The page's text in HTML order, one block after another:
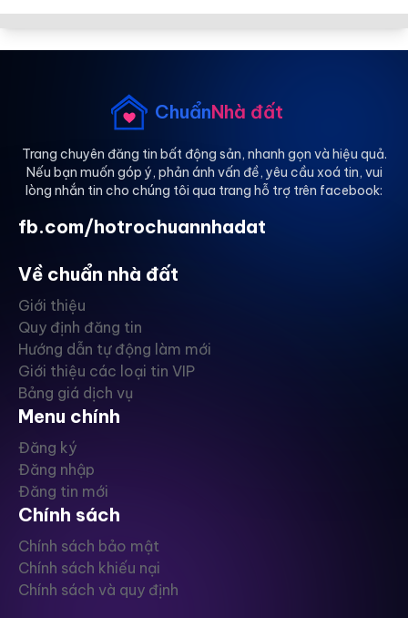
ChuẩnNhà đất
Trang chuyên đăng tin bất động sản, nhanh gọn và hiệu quả.
Nếu bạn muốn góp ý, phản ánh vấn đề, yêu cầu xoá tin, vui
lòng nhắn tin cho chúng tôi qua trang hỗ trợ trên facebook:
fb.com/hotrochuannhadat
Về chuẩn nhà đất
Giới thiệu
Quy định đăng tin
Hướng dẫn tự động làm mới
Giới thiệu các loại tin VIP
Bảng giá dịch vụ
Menu chính
Đăng ký
Đăng nhập
Đăng tin mới
Chính sách
Chính sách bảo mật
Chính sách khiếu nại
Chính sách và quy định